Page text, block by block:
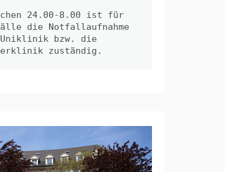
24.00-8.00 ist für
die Notfallaufnahme
bzw. die
zuständig.